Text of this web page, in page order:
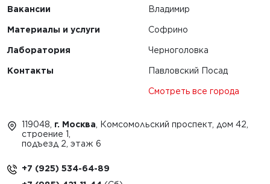
Вакансии
Материалы и услуги
Лаборатория
Контакты
Владимир
Софрино
Черноголовка
Павловский Посад
Смотреть все города
119048, г. Москва , Комсомольский проспект, дом 42,
строение 1,
подъезд 2, этаж 6
+7 (925) 534-64-89